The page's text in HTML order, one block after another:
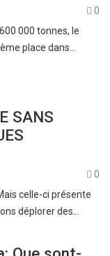
0
000 tonnes, le
place dans…
SANS
0
celle-ci présente
déplorer des…